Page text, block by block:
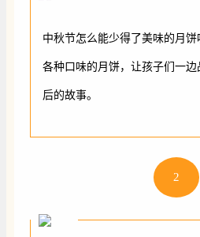
中秋节怎么能少得了美味的月
各种口味的月饼，让孩子们一
后的故事。
2